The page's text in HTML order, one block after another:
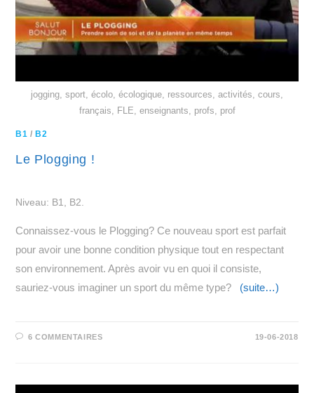
jogging, sport, écolo, écologique, ressources, activités, cours,
français, FLE, enseignants, profs, prof
B1 /B2
Le Plogging !
Niveau: B1, B2.
Connaissez-vous le Plogging? Ce nouveau sport est parfait
pour avoir une bonne condition physique tout en respectant
son environnement. Après avoir vu en quoi il consiste,
sauriez-vous imaginer un sport du même type? (suite…)
6 COMMENTAIRES 19-06-2018